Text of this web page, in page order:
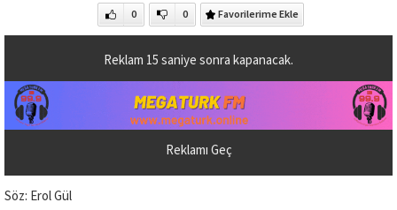
0 0 Favorilerime Ekle
Reklam 14saniye sonra kapanacak.
Reklamı Geç
Söz: Erol Gül